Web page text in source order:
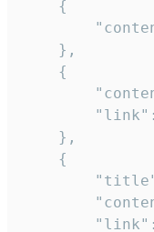
    {
    },
    {
    },
    {